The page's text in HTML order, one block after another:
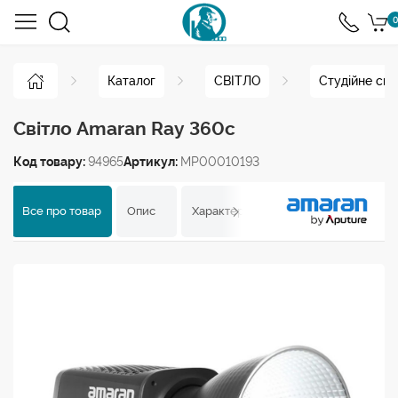
0
Каталог СВІТЛО Студійне
Світло Amaran Ray 360c
Код товару:94965Артикул: MP00010193
Все про товар Опис Характеристики Відгуки